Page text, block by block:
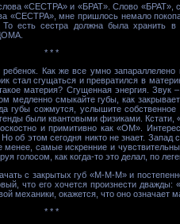
«СЕСТРА» и «БРАТ». Слово «БРАТ»,
«СЕСТРА», мне пришлось немало
сестра должна была хранить в
* * *
Как же все умно
стал сгущаться и превратился в
материя? Сгущенная энергия. Звук
медленно смыкайте губы, как
губы сожмутся, услышите
были квантовыми физиками.
и примитивно как «ОМ».
об этом сегодня никто не знает. Запад
менее, самые искренние и
голосом, как когда-то это делал, по
с закрытых губ «М-М-М» и
что его хочется произнести
механики, окажется, что оно
* * *